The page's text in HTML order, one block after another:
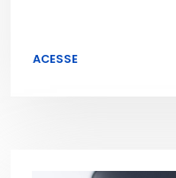
ACESSE